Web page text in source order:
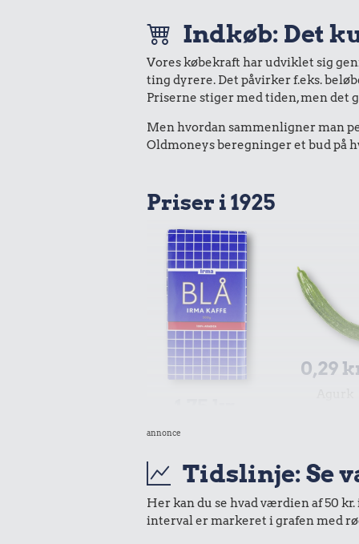
Indkøb: Det
Vores købekraft har udviklet sig
ting dyrere. Det påvirker f.eks.
Priserne stiger med tiden, men det
Men hvordan sammenligner man
Oldmoneys beregninger et bud på
Priser i 1925
1/2 kg kaffe
0,29
annonce
Tidslinje: Se
Her kan du se hvad værdien af 50
interval er markeret i grafen med